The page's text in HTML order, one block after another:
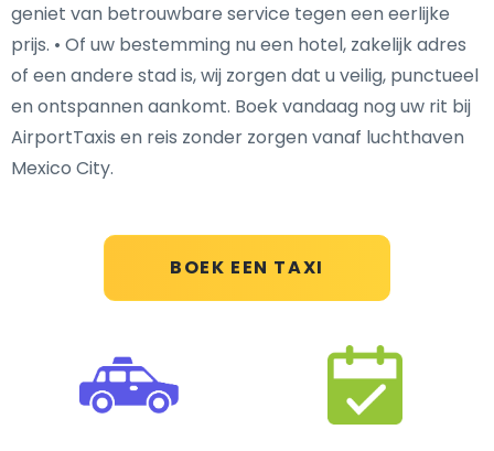
BOEK EEN TAXI
geniet van betrouwbare service tegen een eerlijke
prijs. • Of uw bestemming nu een hotel, zakelijk adres
of een andere stad is, wij zorgen dat u veilig, punctueel
en ontspannen aankomt. Boek vandaag nog uw rit bij
AirportTaxis en reis zonder zorgen vanaf luchthaven
Mexico City.